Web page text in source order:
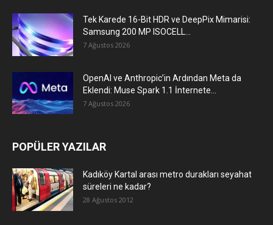
Tek Karede 16-Bit HDR ve DeepPix Mimarisi:
Samsung 200 MP ISOCELL...
7 Ağustos 2026
OpenAI ve Anthropic’in Ardından Meta da
Eklendi: Muse Spark 1.1 İnternete...
7 Ağustos 2026
POPÜLER YAZILAR
Kadıköy Kartal arası metro durakları seyahat
süreleri ne kadar?
28 Ağustos 2012